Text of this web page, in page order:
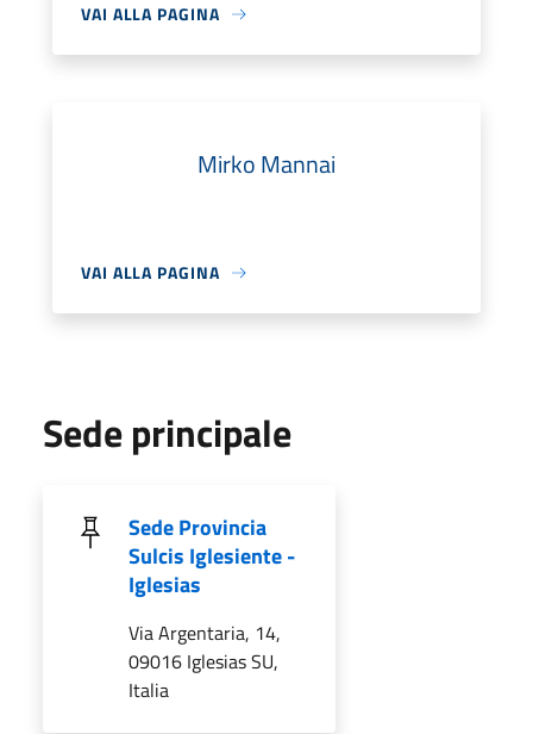
VAI ALLA PAGINA
Mirko Mannai
VAI ALLA PAGINA
Sede principale
Sede Provincia
Sulcis Iglesiente -
Iglesias
Via Argentaria, 14,
09016 Iglesias SU,
Italia